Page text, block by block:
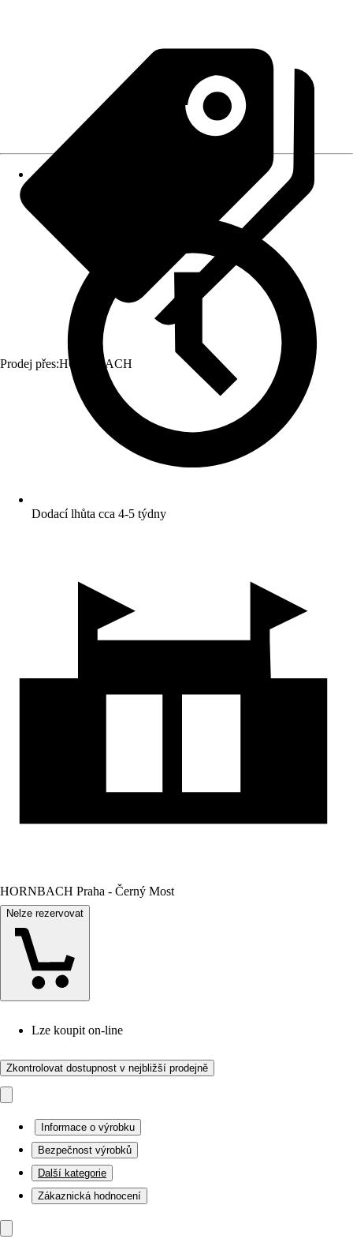
Prodej přes:HORNBACH
Dodací lhůta cca 4-5 týdny
HORNBACH Praha - Černý Most
Nelze rezervovat
Lze koupit on-line
Zkontrolovat dostupnost v nejbližší prodejně
Informace o výrobku
Bezpečnost výrobků
Další kategorie
Zákaznická hodnocení